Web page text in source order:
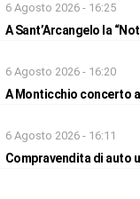
6 Agosto 2026 - 16:25
A Sant’Arcangelo la
6 Agosto 2026 - 16:20
A Monticchio concerto
6 Agosto 2026 - 16:11
Compravendita di auto